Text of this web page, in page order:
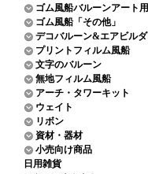
ゴム風船バルーンアート用
ゴム風船「その他」
デコバルーン&エアビルダ
プリントフィルム風船
文字のバルーン
無地フィルム風船
アーチ・タワーキット
ウェイト
リボン
資材・器材
小売向け商品
日用雑貨